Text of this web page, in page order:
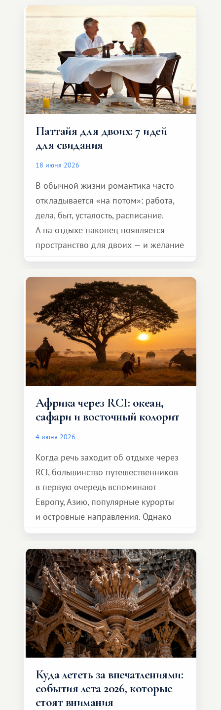
и спокойно доехать до курорта.
Паттайя для двоих: 7 идей
для свидания
18 июня 2026
В обычной жизни романтика часто
откладывается «на потом»: работа,
дела, быт, усталость, расписание.
А на отдыхе наконец появляется
пространство для двоих — и желание
сделать для близкого человека что-то
особенное. Не обязательно
масштабное, но тёплое
и запоминающееся :)
Африка через RCI: океан,
сафари и восточный колорит
4 июня 2026
Когда речь заходит об отдыхе через
RCI, большинство путешественников
в первую очередь вспоминают
Европу, Азию, популярные курорты
и островные направления. Однако
возможности обменной системы
значительно шире. Среди них есть
и Африка — континент, который
способен подарить совершенно иной
формат путешествия.
Куда лететь за впечатлениями:
события лета 2026, которые
стоят внимания